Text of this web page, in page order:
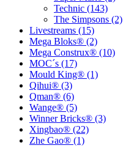
Technic (143)
The Simpsons (2)
Livestreams (15)
Mega Bloks® (2)
Mega Construx® (10)
MOC´s (17)
Mould King® (1)
Qihui® (3)
Qman® (6)
Wange® (5)
Winner Bricks® (3)
Xingbao® (22)
Zhe Gao® (1)